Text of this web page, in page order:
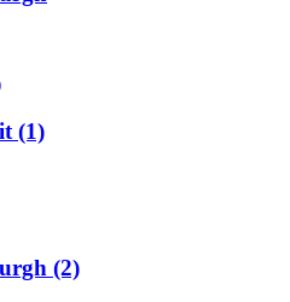
(1)
(2)